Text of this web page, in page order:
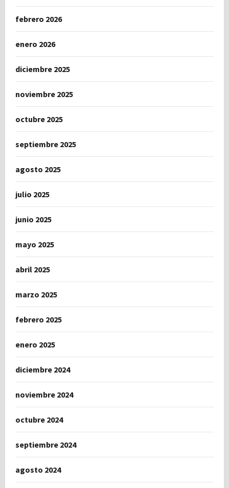
febrero 2026
enero 2026
diciembre 2025
noviembre 2025
octubre 2025
septiembre 2025
agosto 2025
julio 2025
junio 2025
mayo 2025
abril 2025
marzo 2025
febrero 2025
enero 2025
diciembre 2024
noviembre 2024
octubre 2024
septiembre 2024
agosto 2024